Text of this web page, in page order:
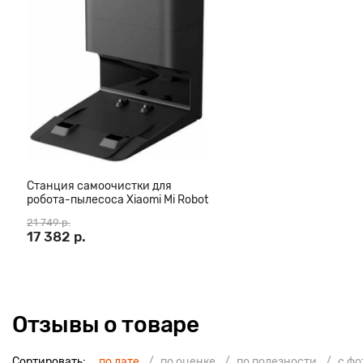
Станция самоочистки для
робота-пылесоса Xiaomi Mi Robot
21 749 р.
17 382 р.
Отзывы о товаре